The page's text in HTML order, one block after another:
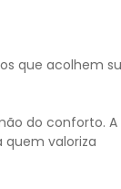
que acolhem
do conforto. A
valoriza